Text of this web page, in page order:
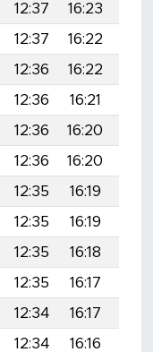
12:37 16:23
12:37 16:22
12:36 16:22
12:36 16:21
12:36 16:20
12:36 16:20
12:35 16:19
12:35 16:19
12:35 16:18
12:35 16:17
12:34 16:17
12:34 16:16